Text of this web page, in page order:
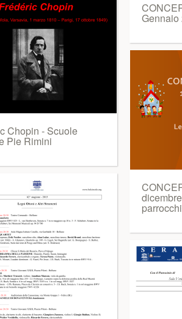
Chopin - Scuole
Pie Rimini
Gennaio